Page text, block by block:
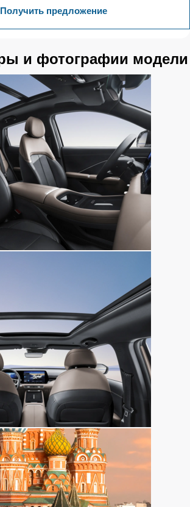
Получить предложение
и фотографии модели